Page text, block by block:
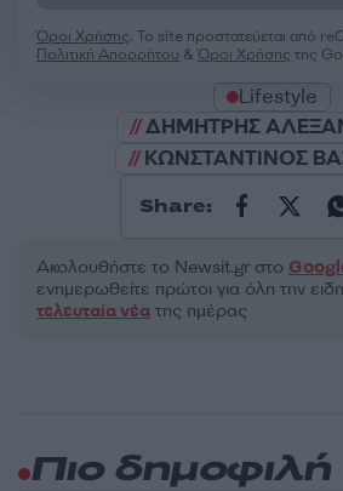
Όροι Χρήσης. Το site προστατεύεται από
Πολιτική Απορρήτου &Όροι Χρήσης της
Lifestyle
ΔΗΜΗΤΡΗΣ
ΚΩΝΣΤΑΝΤΙΝΟΣ
Share:
Ακολουθήστε το Νewsit.gr στο
ενημερωθείτε πρώτοι για όλη την
τελευταία νέα της ημέρας
Πιο δημοφιλή